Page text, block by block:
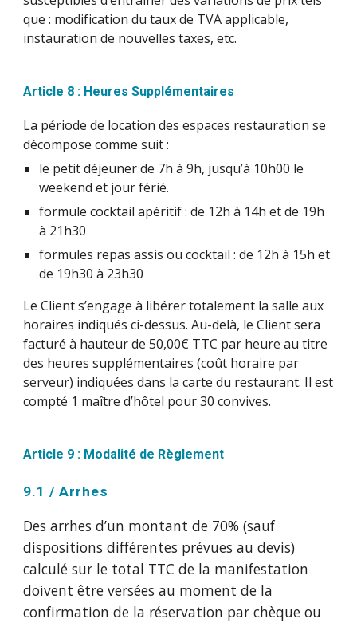
que : modification du taux de TVA applicable,
instauration de nouvelles taxes, etc.
Article 8 : Heures Supplémentaires
La période de location des espaces restauration se
décompose comme suit :
le petit déjeuner de 7h à 9h, jusqu’à 10h00 le
weekend et jour férié.
formule cocktail apéritif : de 12h à 14h et de 19h
à 21h30
formules repas assis ou cocktail : de 12h à 15h et
de 19h30 à 23h30
Le Client s’engage à libérer totalement la salle aux
horaires indiqués ci-dessus. Au-delà, le Client sera
facturé à hauteur de 50,00€ TTC par heure au titre
des heures supplémentaires (coût horaire par
serveur) indiquées dans la carte du restaurant. Il est
compté 1 maître d’hôtel pour 30 convives.
Article 9 : Modalité de Règlement
9.1 / Arrhes
Des arrhes d’un montant de 70% (sauf
dispositions différentes prévues au devis)
calculé sur le total TTC de la manifestation
doivent être versées au moment de la
confirmation de la réservation par chèque ou